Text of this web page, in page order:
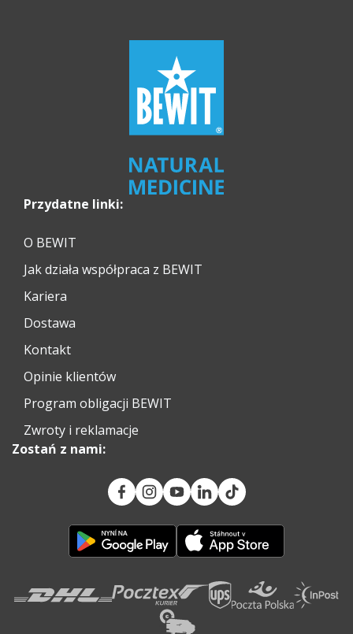
Przydatne linki:
O BEWIT
Jak działa współpraca z BEWIT
Kariera
Dostawa
Kontakt
Opinie klientów
Program obligacji BEWIT
Zwroty i reklamacje
Zostań z nami: